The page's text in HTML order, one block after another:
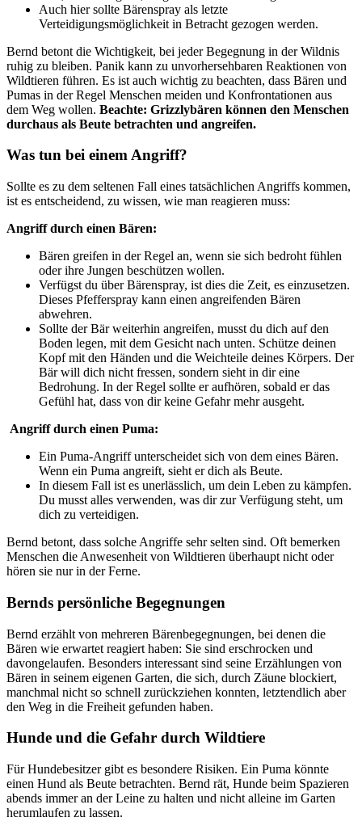
Auch hier sollte Bärenspray als letzte
Verteidigungsmöglichkeit in Betracht gezogen werden.
Bernd betont die Wichtigkeit, bei jeder Begegnung in der Wildnis
ruhig zu bleiben. Panik kann zu unvorhersehbaren Reaktionen von
Wildtieren führen. Es ist auch wichtig zu beachten, dass Bären und
Pumas in der Regel Menschen meiden und Konfrontationen aus
dem Weg wollen. Beachte: Grizzlybären können den Menschen
durchaus als Beute betrachten und angreifen.
Was tun bei einem Angriff?
Sollte es zu dem seltenen Fall eines tatsächlichen Angriffs kommen,
ist es entscheidend, zu wissen, wie man reagieren muss:
Angriff durch einen Bären:
Bären greifen in der Regel an, wenn sie sich bedroht fühlen
oder ihre Jungen beschützen wollen.
Verfügst du über Bärenspray, ist dies die Zeit, es einzusetzen.
Dieses Pfefferspray kann einen angreifenden Bären
abwehren.
Sollte der Bär weiterhin angreifen, musst du dich auf den
Boden legen, mit dem Gesicht nach unten. Schütze deinen
Kopf mit den Händen und die Weichteile deines Körpers. Der
Bär will dich nicht fressen, sondern sieht in dir eine
Bedrohung. In der Regel sollte er aufhören, sobald er das
Gefühl hat, dass von dir keine Gefahr mehr ausgeht.
Angriff durch einen Puma:
Ein Puma-Angriff unterscheidet sich von dem eines Bären.
Wenn ein Puma angreift, sieht er dich als Beute.
In diesem Fall ist es unerlässlich, um dein Leben zu kämpfen.
Du musst alles verwenden, was dir zur Verfügung steht, um
dich zu verteidigen.
Bernd betont, dass solche Angriffe sehr selten sind. Oft bemerken
Menschen die Anwesenheit von Wildtieren überhaupt nicht oder
hören sie nur in der Ferne.
Bernds persönliche Begegnungen
Bernd erzählt von mehreren Bärenbegegnungen, bei denen die
Bären wie erwartet reagiert haben: Sie sind erschrocken und
davongelaufen. Besonders interessant sind seine Erzählungen von
Bären in seinem eigenen Garten, die sich, durch Zäune blockiert,
manchmal nicht so schnell zurückziehen konnten, letztendlich aber
den Weg in die Freiheit gefunden haben.
Hunde und die Gefahr durch Wildtiere
Für Hundebesitzer gibt es besondere Risiken. Ein Puma könnte
einen Hund als Beute betrachten. Bernd rät, Hunde beim Spazieren
abends immer an der Leine zu halten und nicht alleine im Garten
herumlaufen zu lassen.